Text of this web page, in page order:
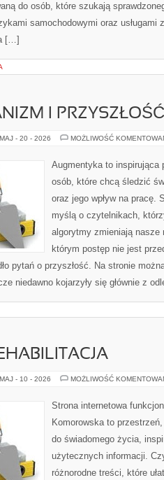
do osób, które szukają
samochodowymi oraz usługami
[…]
I
MAJ - 20 - 2026 MOŻLIWOŚĆ
Augmentyka to inspirująca
osób, które chcą śledzić
oraz jego wpływ na pracę.
myślą o czytelnikach,
algorytmy zmieniają nasze
którym postęp nie jest
pytań o przyszłość. Na stronie
niedawno kojarzyły się głównie z
MAJ - 10 - 2026 MOŻLIWOŚĆ
Strona internetowa
Komorowska to
do świadomego życia,
użytecznych informacji.
różnorodne treści, które